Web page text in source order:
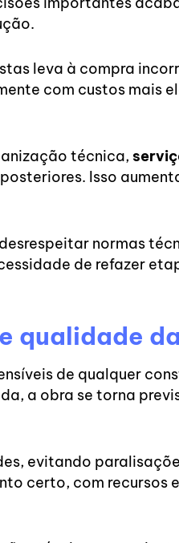
leva à compra
com custos mais
técnica,
Isso
normas
de refazer
qualidade
de qualquer
a obra se torna
evitando
certo, com recursos e